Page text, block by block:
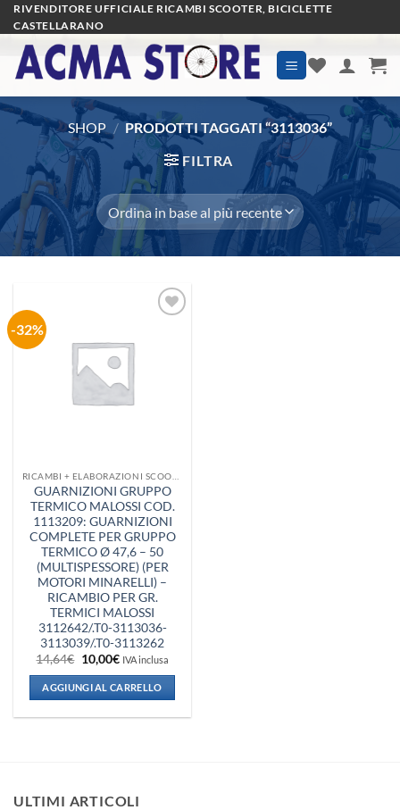
Salta
ai
contenuti
RIVENDITORE UFFICIALE RICAMBI SCOOTER, BICICLETTE
CASTELLARANO
SHOP / PRODOTTI TAGGATI “3113036”
FILTRA
-32%
GUARNIZIONI GRUPPO
TERMICO MALOSSI COD.
1113209: GUARNIZIONI
COMPLETE PER GRUPPO
TERMICO Ø 47,6 – 50
(MULTISPESSORE) (PER
MOTORI MINARELLI) –
RICAMBIO PER GR.
TERMICI MALOSSI
3112642/.T0-3113036-
3113039/.T0-3113262
14,64€ Il
prezzo
originale
era:
14,64€.
10,00€Il
attuale
è:
10,00€.
IVA inclusa
AGGIUNGI AL CARRELLO
ULTIMI ARTICOLI